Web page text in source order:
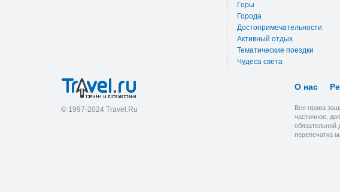
Горы
Города
Достопримечательности
Активный отдых
Тематические поездки
Чудеса света
© 1997-2024 Travel.Ru
О нас
Все права
частичное,
обязательной
перепечатка